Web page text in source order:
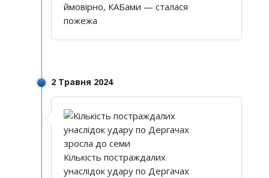
ймовірно, КАБами — сталася
пожежа
2 Травня 2024
Кількість постраждалих
унаслідок удару по Дергачах